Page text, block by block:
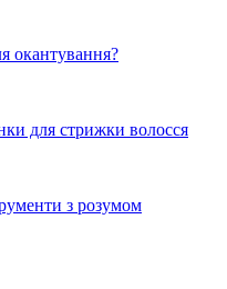
окантування?
для стрижки волосся
з розумом